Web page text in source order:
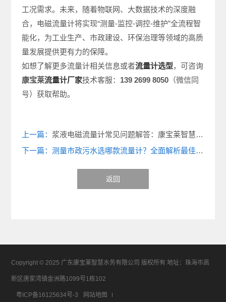
工况需求。未来，随着物联网、大数据技术的深度融
合，电磁流量计将实现“测量-监控-调控-维护”全流程智
能化，为工业生产、市政建设、环保治理等领域的高质
量发展提供更有力的保障。
如想了解更多流量计相关信息或者流量计选型，可咨询
康宝莱流量计厂家技术客服： 139 2699 8050（微信同
号）获取帮助。
上一篇： 浆液电磁流量计常见问题解答：康宝莱智慧水务 专家帮您快速解决困惑
下一篇：测量市政污水选哪款流量计？全面解析最佳选择！
返回
Copyright © 2025 广东康宝莱智慧水务有限公司 版权所有 地址：珠海市高
新区唐家湾镇金洲路1099号1栋102
粤ICP备16125634号-3 网站地图